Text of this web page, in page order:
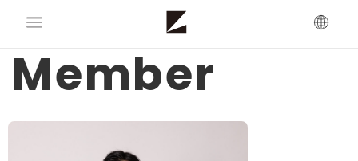
Member